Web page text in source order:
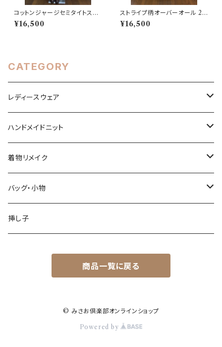
コットンジャージセミタイトスカ
ート 202505141609
¥16,500
ストライプ柄オーバーオール 20
2506251724
¥16,500
CATEGORY
レディースウェア
トップス
ワンピース
スカート
パンツ
ハンドメイドニット
春・夏シーズン
秋・冬シーズン
着物リメイク
トップス
スカート
バッグ・小物
バッグ
挿し子
商品一覧に戻る
© みさお倶楽部オンラインショップ
Powered by